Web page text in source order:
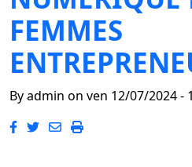
FEMMES
Byadmin on ven 12/07/2024 -